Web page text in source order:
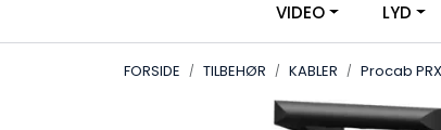
VIDEO LYD
FORSIDE TILBEHØR KABLER Procab